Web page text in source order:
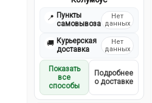
📍 Пункты
самовывоза
Нет
данных
🚚 Курьерская
доставка
Нет
данных
Показать
все
способы
Подробнее
о доставке